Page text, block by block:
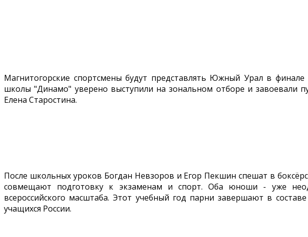
Магнитогорские спортсмены будут представлять Южный Урал в
школы "Динамо" уверено выступили на зональном отборе и завоевали
Елена Старостина.
После школьных уроков Богдан Невзоров и Егор Пекшин спешат в
совмещают подготовку к экзаменам и спорт. Оба юноши - уже
всероссийского масштаба. Этот учебный год парни завершают в
учащихся России.